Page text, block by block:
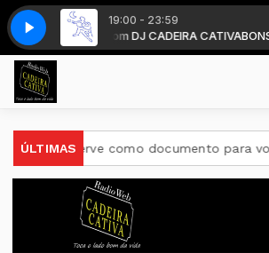
19:00 - 23:59
. com DJ CADEIRA CATIVABONS
BA26 ROCK COUNTRYThe Mavericks - Born
ÚLTIMAS
como documento para votar;